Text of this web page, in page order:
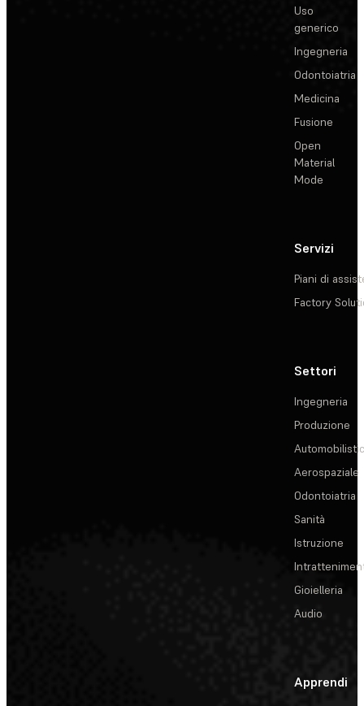
Uso
generico
Ingegneria
Odontoiatria
Medicina
Fusione
Open
Material
Mode
Servizi
Piani di
Factory
Settori
Ingegneria
Produzione
Aerospaziale
Odontoiatria
Sanità
Istruzione
Gioielleria
Audio
Apprendi